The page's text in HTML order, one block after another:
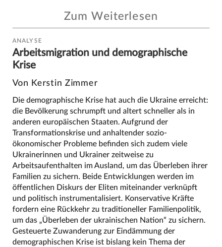
Zum Weiterlesen
ANALYSE
Arbeitsmigration und demographische
Krise
Von Kerstin Zimmer
Die demographische Krise hat auch die Ukraine erreicht:
die Bevölkerung schrumpft und altert schneller als in
anderen europäischen Staaten. Aufgrund der
Transformationskrise und anhaltender sozio-
ökonomischer Probleme befinden sich zudem viele
Ukrainerinnen und Ukrainer zeitweise zu
Arbeitsaufenthalten im Ausland, um das Überleben ihrer
Familien zu sichern. Beide Entwicklungen werden im
öffentlichen Diskurs der Eliten miteinander verknüpft
und politisch instrumentalisiert. Konservative Kräfte
fordern eine Rückkehr zu traditioneller Familienpolitik,
um das „Überleben der ukrainischen Nation“ zu sichern.
Gesteuerte Zuwanderung zur Eindämmung der
demographischen Krise ist bislang kein Thema der